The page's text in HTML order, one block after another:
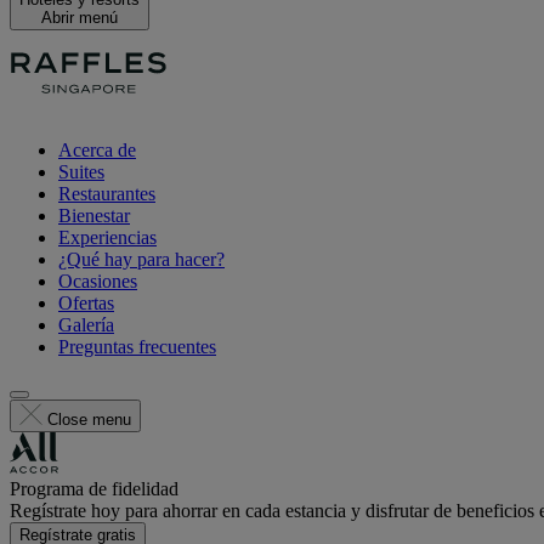
Abrir menú
Acerca de
Suites
Restaurantes
Bienestar
Experiencias
¿Qué hay para hacer?
Ocasiones
Ofertas
Galería
Preguntas frecuentes
Close menu
Programa de fidelidad
Regístrate hoy para ahorrar en cada estancia y disfrutar de beneficios
Regístrate gratis